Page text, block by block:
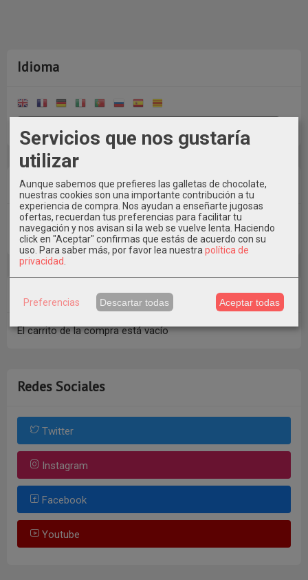
Idioma
Costes de Envío
GRATIS *
Consultar Destinos
El carrito de la compra está vacío
Redes Sociales
Twitter
Instagram
Facebook
Youtube
Servicios que nos gustaría
utilizar
Aunque sabemos que prefieres las galletas de chocolate,
nuestras cookies son una importante contribución a tu
experiencia de compra. Nos ayudan a enseñarte jugosas
ofertas, recuerdan tus preferencias para facilitar tu
navegación y nos avisan si la web se vuelve lenta. Haciendo
click en "Aceptar" confirmas que estás de acuerdo con su
uso. Para saber más, por favor lea nuestra política de
privacidad
Preferencias Descartar todas Aceptar todas